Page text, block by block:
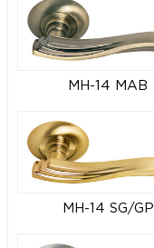
MH-14 MAB
MH-14 SG/GP